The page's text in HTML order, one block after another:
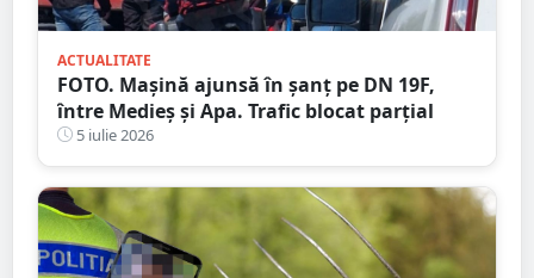
ACTUALITATE
FOTO. Mașină ajunsă în șanț pe DN 19F,
între Medieș și Apa. Trafic blocat parțial
5 iulie 2026